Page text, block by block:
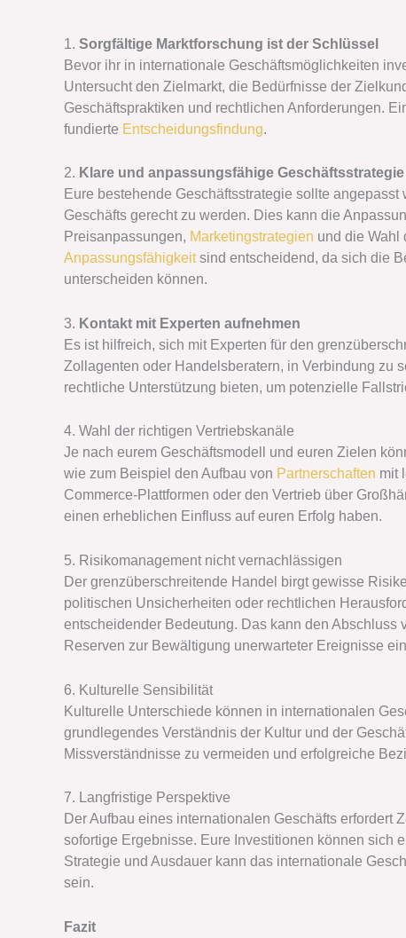
1. Sorgfältige Marktforschung ist der Schlüssel
Bevor ihr in internationale Geschäftsmöglichkeiten
Untersucht den Zielmarkt, die Bedürfnisse der
Geschäftspraktiken und rechtlichen Anforderungen.
fundierte Entscheidungsfindung.
2. Klare und anpassungsfähige
Eure bestehende Geschäftsstrategie sollte
Geschäfts gerecht zu werden. Dies kann die
Preisanpassungen, Marketingstrategien und die Wahl
Anpassungsfähigkeitsind entscheidend, da sich die
unterscheiden können.
3. Kontakt mit Experten aufnehmen
Es ist hilfreich, sich mit Experten für den
Zollagenten oder Handelsberatern, in Verbindung zu
rechtliche Unterstützung bieten, um potenzielle
4. Wahl der richtigen Vertriebskanäle
Je nach eurem Geschäftsmodell und euren Zielen
wie zum Beispiel den Aufbau von Partnerschaften mit
Commerce-Plattformen oder den Vertrieb über
einen erheblichen Einfluss auf euren Erfolg haben.
5. Risikomanagement nicht vernachlässigen
Der grenzüberschreitende Handel birgt gewisse
politischen Unsicherheiten oder rechtlichen
entscheidender Bedeutung. Das kann den
Reserven zur Bewältigung unerwarteter Ereignisse
6. Kulturelle Sensibilität
Kulturelle Unterschiede können in internationalen
grundlegendes Verständnis der Kultur und der
Missverständnisse zu vermeiden und erfolgreiche
7. Langfristige Perspektive
Der Aufbau eines internationalen Geschäfts erfordert
sofortige Ergebnisse. Eure Investitionen können sich
Strategie und Ausdauer kann das internationale
sein.
Fazit